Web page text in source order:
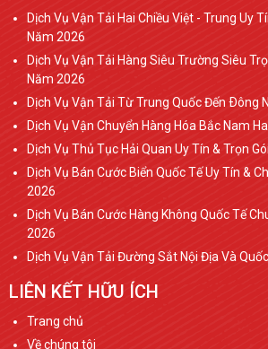
Dịch Vụ Vận Tải Hai Chiều Việt - Trung Uy
Năm 2026
Dịch Vụ Vận Tải Hàng Siêu Trường Siêu
Năm 2026
Dịch Vụ Vận Tải Từ Trung Quốc Đến Ðông
Dịch Vụ Vận Chuyển Hàng Hóa Bắc Nam
Dịch Vụ Thủ Tục Hải Quan Uy Tín & Trọn
Dịch Vụ Bán Cước Biển Quốc Tế Uy Tín &
2026
Dịch Vụ Bán Cước Hàng Không Quốc Tế
2026
Dịch Vụ Vận Tải Đường Sắt Nội Địa Và
LIÊN KẾT HỮU ÍCH
Trang chủ
Về chúng tôi